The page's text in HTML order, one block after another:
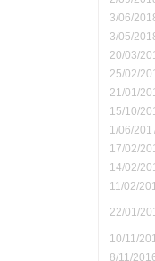
3/06/
3/05/
20/03/
25/02/
21/01/
15/10/
1/06/
17/02/
14/02/
11/02/
22/01/
10/11/
8/11/